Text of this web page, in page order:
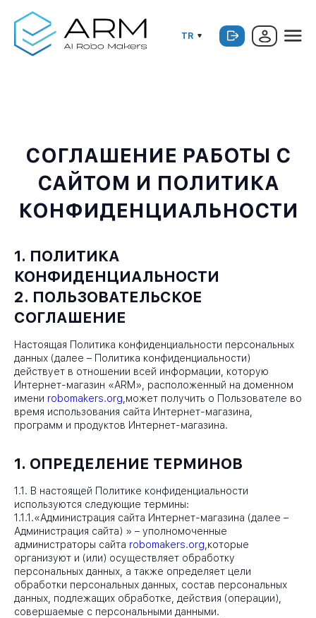
TR
СОГЛАШЕНИЕ РАБОТЫ С
САЙТОМ И ПОЛИТИКА
КОНФИДЕНЦИАЛЬНОСТИ
1. ПОЛИТИКА
КОНФИДЕНЦИАЛЬНОСТИ
2. ПОЛЬЗОВАТЕЛЬСКОЕ
СОГЛАШЕНИЕ
Настоящая Политика конфиденциальности персональных
данных (далее – Политика конфиденциальности)
действует в отношении всей информации, которую
Интернет-магазин «ARM», расположенный на доменном
имени robomakers.org,может получить о Пользователе во
время использования сайта Интернет-магазина,
программ и продуктов Интернет-магазина.
1. ОПРЕДЕЛЕНИЕ ТЕРМИНОВ
1.1. В настоящей Политике конфиденциальности
используются следующие термины:
1.1.1.«Администрация сайта Интернет-магазина (далее –
Администрация сайта) » – уполномоченные
администраторы сайта robomakers.org,которые
организуют и (или) осуществляет обработку
персональных данных, а также определяет цели
обработки персональных данных, состав персональных
данных, подлежащих обработке, действия (операции),
совершаемые с персональными данными.